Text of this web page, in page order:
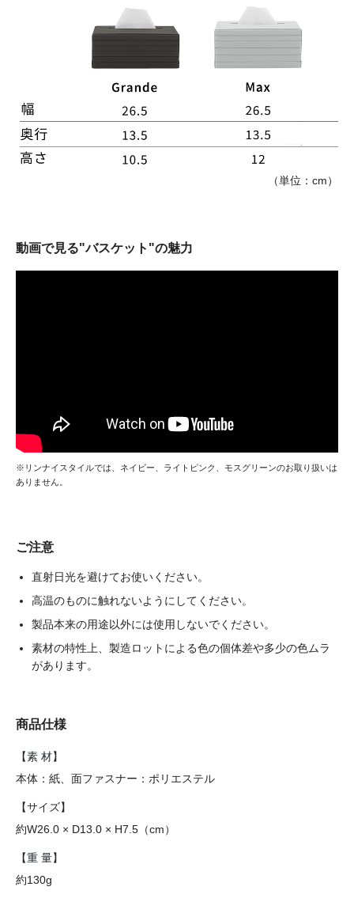
（単位：cm）
動画で見る"バスケット"の魅力
※リンナイスタイルでは、ネイビー、ライトピンク、モスグリーンのお取り扱いは
ありません。
ご注意
直射日光を避けてお使いください。
高温のものに触れないようにしてください。
製品本来の用途以外には使用しないでください。
素材の特性上、製造ロットによる色の個体差や多少の色ムラ
があります。
商品仕様
【素 材】
本体：紙、面ファスナー：ポリエステル
【サイズ】
約W26.0 × D13.0 × H7.5（cm）
【重 量】
約130g